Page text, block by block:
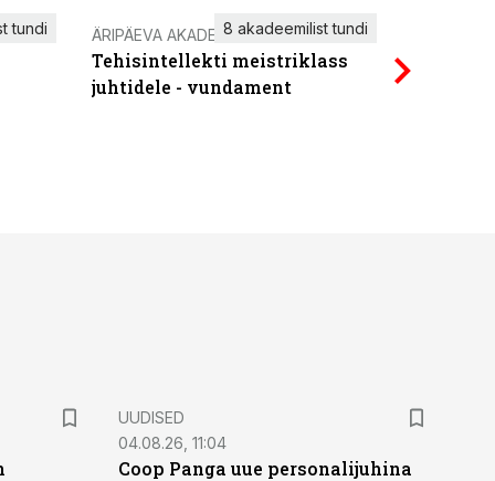
tundi ÄRIPÄEVA AKADEEMIA
Tehisintellekti meistriklass
juhtidele - vundament
8 akadeemilist tundi
UUDISED
04.08.26, 11:04
Coop Panga uue personalijuhina